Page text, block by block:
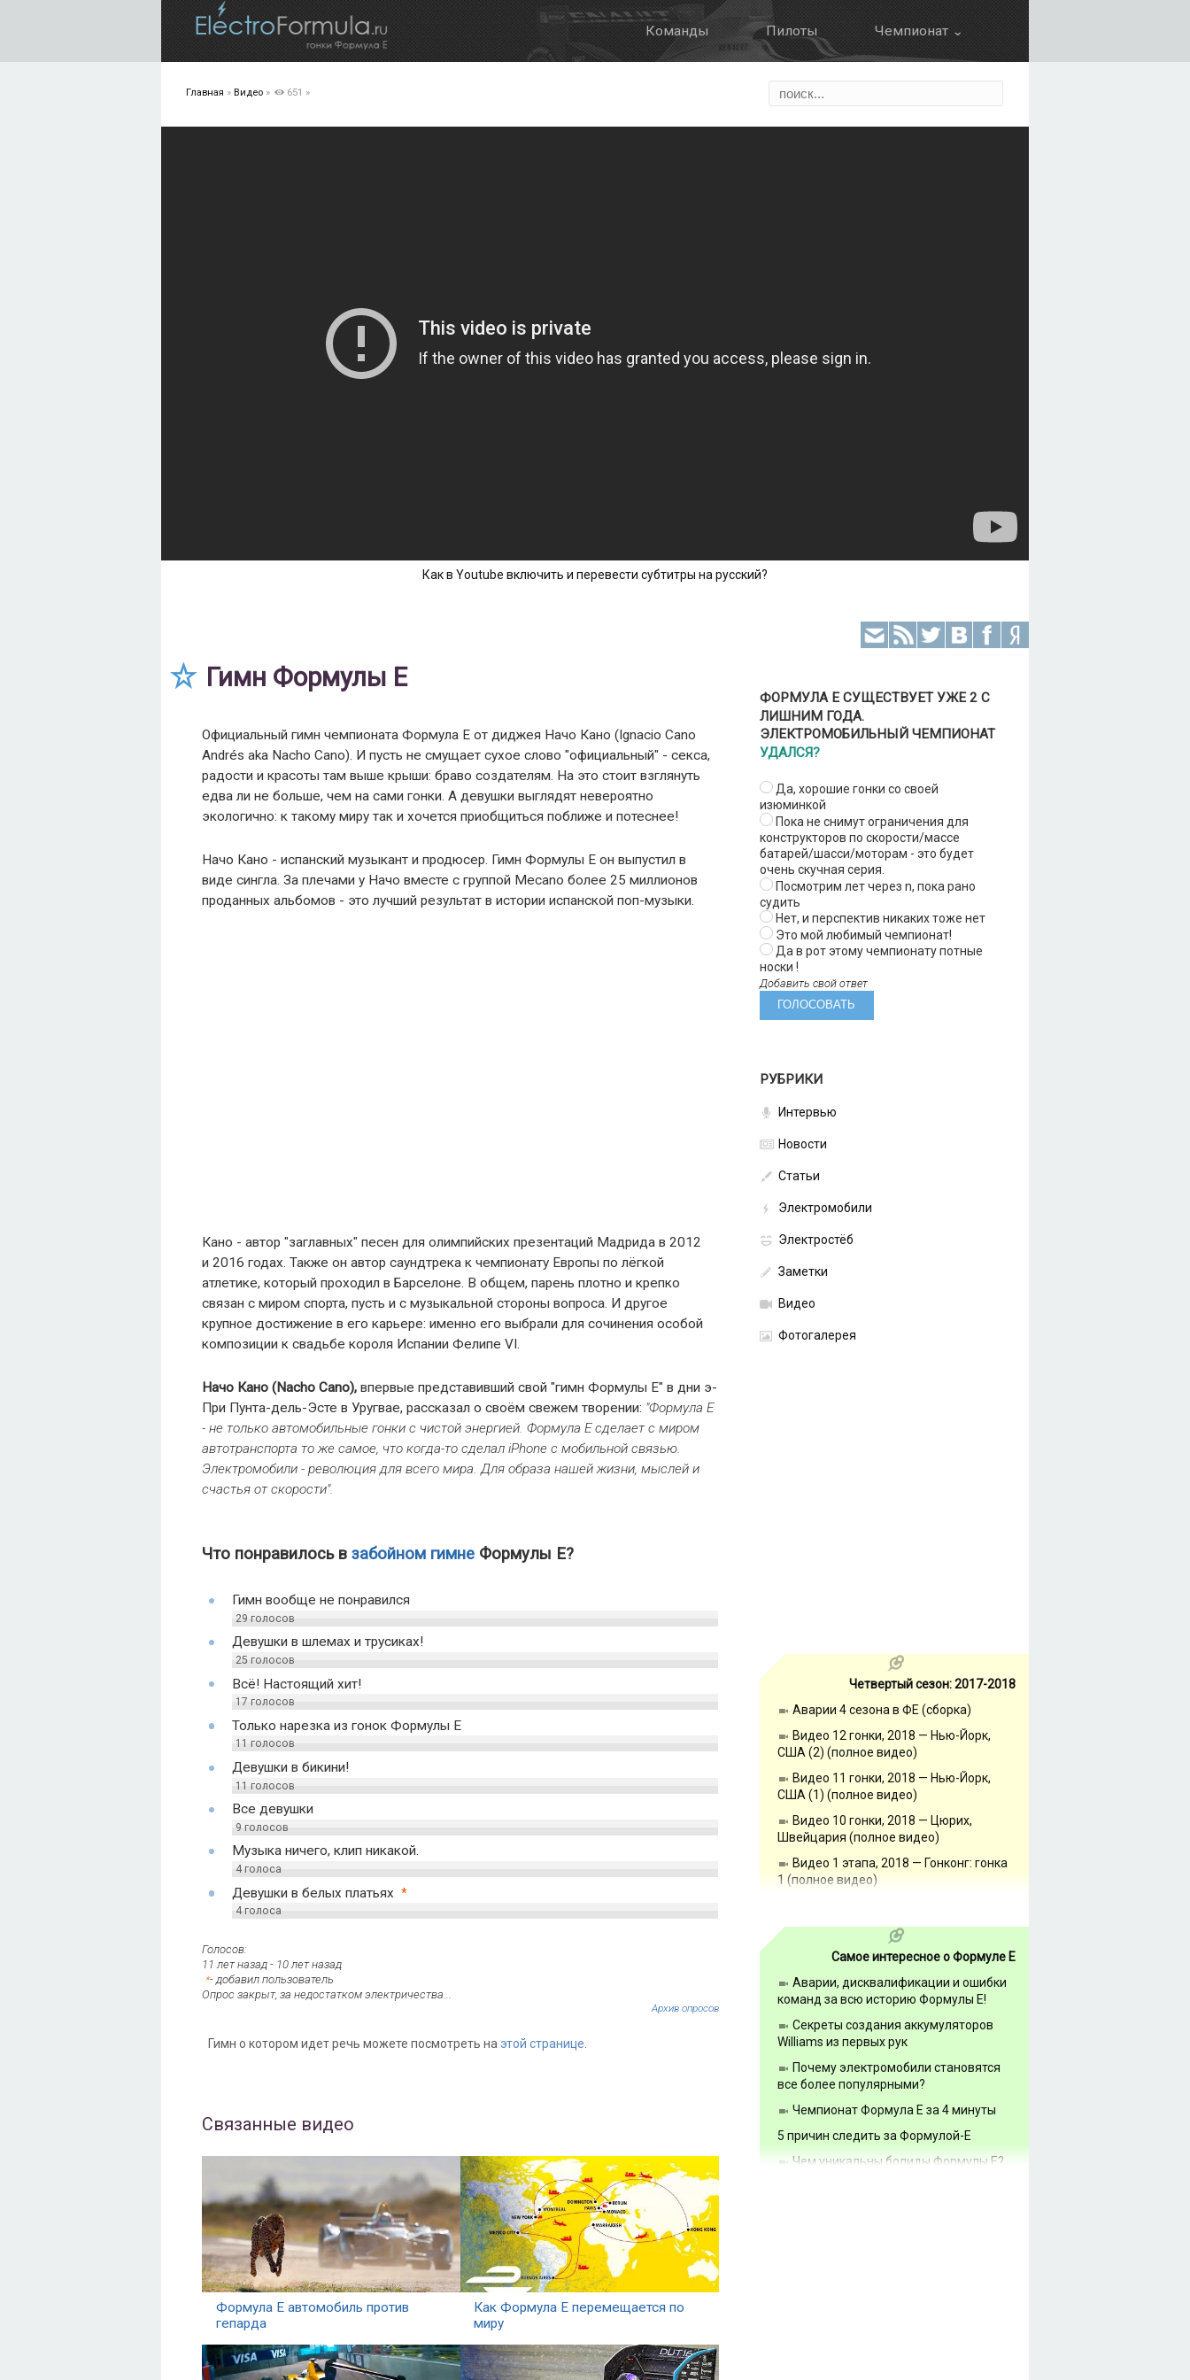
Команды Пилоты Чемпионат ⌄
Онлайн трансляция
Календарь
Результаты
Главная » Видео » 651 »
Как в Youtube включить и перевести субтитры на русский?
Гимн Формулы Е
Официальный гимн чемпионата Формула Е от диджея Начо Кано (Ignacio Cano
Andrés aka Nacho Cano). И пусть не смущает сухое слово "официальный" - секса,
радости и красоты там выше крыши: браво создателям. На это стоит взглянуть
едва ли не больше, чем на сами гонки. А девушки выглядят невероятно
экологично: к такому миру так и хочется приобщиться поближе и потеснее!
Начо Кано - испанский музыкант и продюсер. Гимн Формулы Е он выпустил в
виде сингла. За плечами у Начо вместе с группой Mecano более 25 миллионов
проданных альбомов - это лучший результат в истории испанской поп-музыки.
Кано - автор "заглавных" песен для олимпийских презентаций Мадрида в 2012
и 2016 годах. Также он автор саундтрека к чемпионату Европы по лёгкой
атлетике, который проходил в Барселоне. В общем, парень плотно и крепко
связан с миром спорта, пусть и с музыкальной стороны вопроса. И другое
крупное достижение в его карьере: именно его выбрали для сочинения особой
композиции к свадьбе короля Испании Фелипе VI.
Начо Кано (Nacho Cano), впервые представивший свой "гимн Формулы Е" в дни э-
При Пунта-дель-Эсте в Уругвае, рассказал о своём свежем творении: "Формула Е
- не только автомобильные гонки с чистой энергией. Формула Е сделает с миром
автотранспорта то же самое, что когда-то сделал iPhone с мобильной связью.
Электромобили - революция для всего мира. Для образа нашей жизни, мыслей и
счастья от скорости".
Что понравилось взабойном гимне Формулы Е?
Гимн вообще не понравился
29 голосов
Девушки в шлемах и трусиках!
25 голосов
Всё! Настоящий хит!
17 голосов
Только нарезка из гонок Формулы Е
11 голосов
Девушки в бикини!
11 голосов
Все девушки
9 голосов
Музыка ничего, клип никакой.
4голоса
Девушки в белых платьях *
4голоса
Голосов:
11 лет назад - 10 лет назад
*- добавил пользователь
Опрос закрыт, за недостатком электричества...
Архив опросов
Гимн о котором идет речь можете посмотреть наэтой странице
Связанные видео
Формула Е автомобиль против
гепарда
Как Формула Е перемещается по
миру
ФОРМУЛА Е СУЩЕСТВУЕТ УЖЕ 2 С
ЛИШНИМ ГОДА.
ЭЛЕКТРОМОБИЛЬНЫЙ ЧЕМПИОНАТ
УДАЛСЯ?
Да, хорошие гонки со своей
изюминкой
Пока не снимут ограничения для
конструкторов по скорости/массе
батарей/шасси/моторам - это будет
очень скучная серия.
Посмотрим лет через n, пока рано
судить
Нет, и перспектив никаких тоже нет
Это мой любимый чемпионат!
Да в рот этому чемпионату потные
носки !
Добавить свой ответ
РУБРИКИ
Интервью
Новости
Статьи
Электромобили
Электростёб
Заметки
Видео
Фотогалерея
Четвертый сезон: 2017-2018
Аварии 4 сезона в ФЕ (сборка)
Видео 12 гонки, 2018 — Нью-Йорк,
США (2) (полное видео)
Видео 11 гонки, 2018 — Нью-Йорк,
США (1) (полное видео)
Видео 10 гонки, 2018 — Цюрих,
Швейцария (полное видео)
Видео 1 этапа, 2018 — Гонконг: гонка
1 (полное видео)
Самое интересное о Формуле Е
Аварии, дисквалификации и ошибки
команд за всю историю Формулы Е!
Секреты создания аккумуляторов
Williams из первых рук
Почему электромобили становятся
все более популярными?
Чемпионат Формула Е за 4 минуты
5 причин следить за Формулой-Е
Чем уникальны болиды Формулы Е?